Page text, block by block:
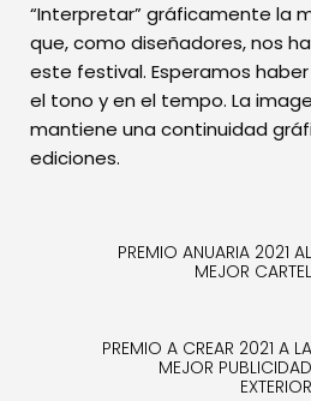
“Interpretar” gráficamente la
que, como diseñadores, nos
este festival. Esperamos
el tono y en el tempo. La
mantiene una continuidad
ediciones.
PREMIO ANUARIA 2021 AL
MEJOR CARTEL
PREMIO A CREAR 2021 A LA
MEJOR PUBLICIDAD
EXTERIOR